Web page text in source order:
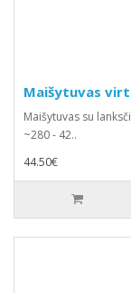
Maišytuvas
Maišytuvas su
~280 - 42..
44.50€